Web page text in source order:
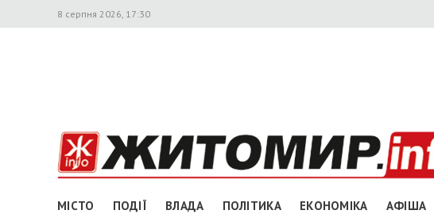
8 серпня 2026, 17:30
МІСТО ПОДІЇ ВЛАДА ПОЛІТИКА ЕКОНОМІКА АФІША